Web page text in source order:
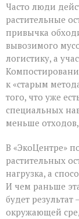
Часто люди
растительные
привычка
вывозимого
логистику, а
к «старым
того, что уже
специальных
меньше
В «ЭкоЦентре»
растительных
нагрузка, а
И чем раньше
будет
окружающей